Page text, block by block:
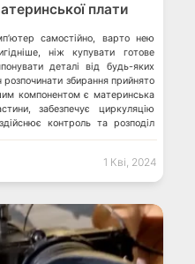
плати
самостійно, варто нею
ніж купувати готове
деталі від будь-яких
розпочинати збирання прийнято
компонентом є материнська
забезпечує циркуляцію
контроль та розподіл
1 Кві, 2024